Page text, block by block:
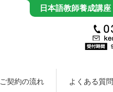
日本語教師養成講座
ご契約の流れ よくある質問